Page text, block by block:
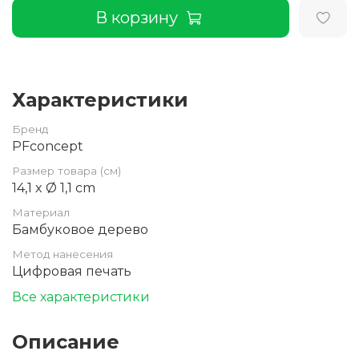
В корзину
Характеристики
Бренд
PFconcept
Размер товара (см)
14,1 x Ø 1,1 cm
Материал
Бамбуковое дерево
Метод нанесения
Цифровая печать
Все характеристики
Описание